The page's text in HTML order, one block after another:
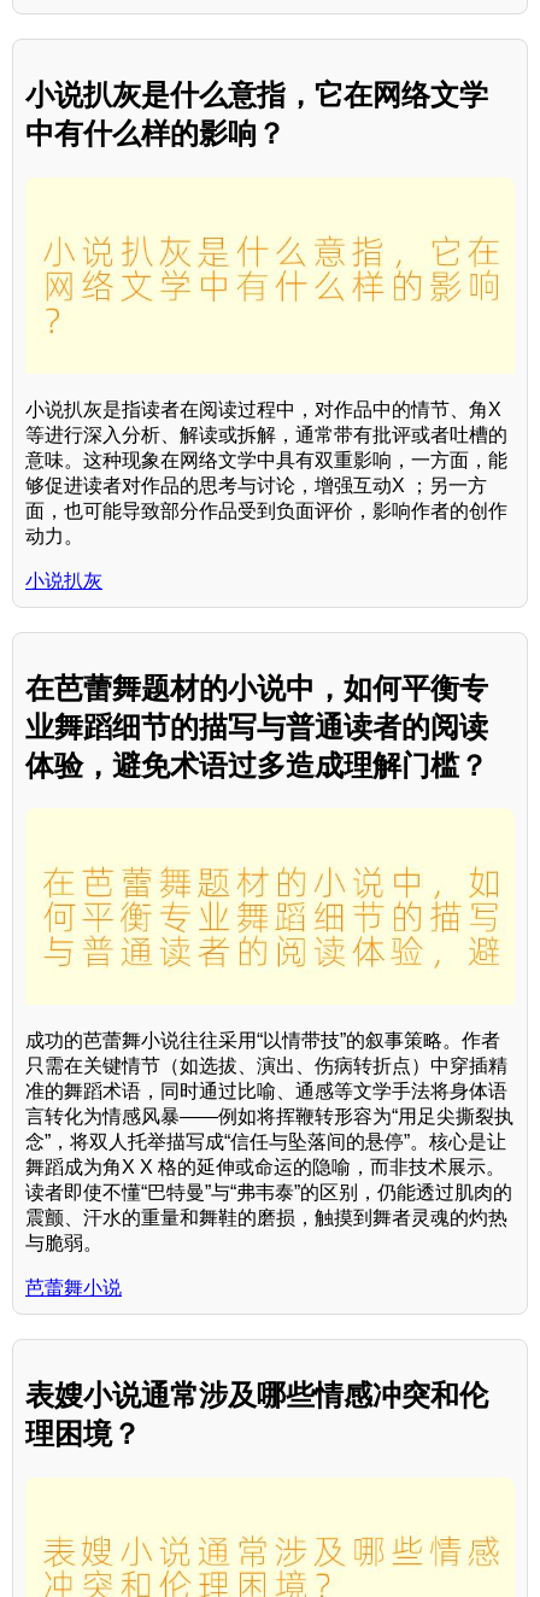
小说扒灰是什么意指，它在网络文学
中有什么样的影响？
小说扒灰是指读者在阅读过程中，对作品中的情节、角X
等进行深入分析、解读或拆解，通常带有批评或者吐槽的
意味。这种现象在网络文学中具有双重影响，一方面，能
够促进读者对作品的思考与讨论，增强互动X ；另一方
面，也可能导致部分作品受到负面评价，影响作者的创作
动力。
小说扒灰
在芭蕾舞题材的小说中，如何平衡专
业舞蹈细节的描写与普通读者的阅读
体验，避免术语过多造成理解门槛？
成功的芭蕾舞小说往往采用“以情带技”的叙事策略。作者
只需在关键情节（如选拔、演出、伤病转折点）中穿插精
准的舞蹈术语，同时通过比喻、通感等文学手法将身体语
言转化为情感风暴——例如将挥鞭转形容为“用足尖撕裂执
念”，将双人托举描写成“信任与坠落间的悬停”。核心是让
舞蹈成为角X X 格的延伸或命运的隐喻，而非技术展示。
读者即使不懂“巴特曼”与“弗韦泰”的区别，仍能透过肌肉的
震颤、汗水的重量和舞鞋的磨损，触摸到舞者灵魂的灼热
与脆弱。
芭蕾舞小说
表嫂小说通常涉及哪些情感冲突和伦
理困境？